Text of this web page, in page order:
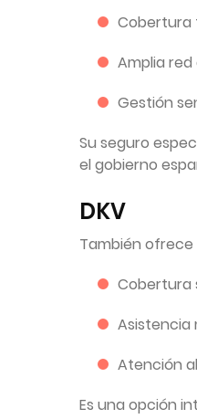
Cobertura
Amplia
Gestión
Su seguro
el gobierno
DKV
También
Cobertura
Asistencia
Atención
Es una opción